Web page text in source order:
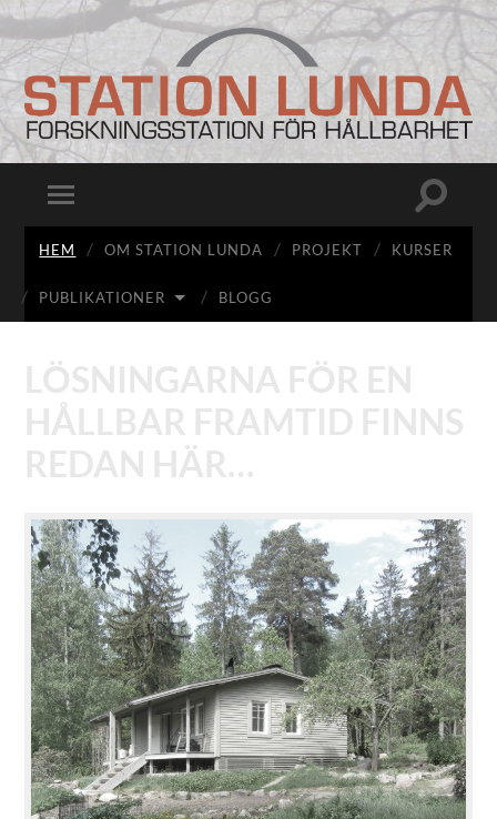
Station
Lunda
Slå
på/av
mobilmeny
Slå
HEM OM STATION LUNDA PROJEKT KURSER
PUBLIKATIONER BLOGG